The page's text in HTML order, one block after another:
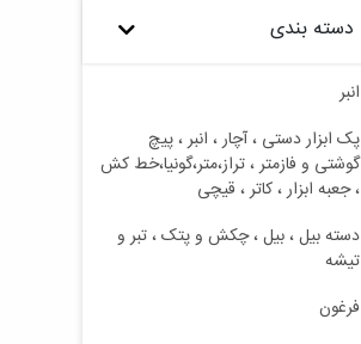
دسته بندی
انبر
پک ابزار دستی ، آچار ، انبر ، پیچ
گوشتی و فازمتر ، تراز،متر،گونیا،خط کش
، جعبه ابزار ، کاتر ، قیچی
دسته بیل ، بیل ، چکش و پتک ، تبر و
تیشه
فرغون